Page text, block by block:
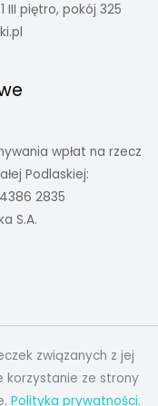
III piętro, pokój 325
wpłat na rzecz
Podlaskiej:
2835
S.A.
związanych z jej
korzystanie ze strony
Polityka prywatności.